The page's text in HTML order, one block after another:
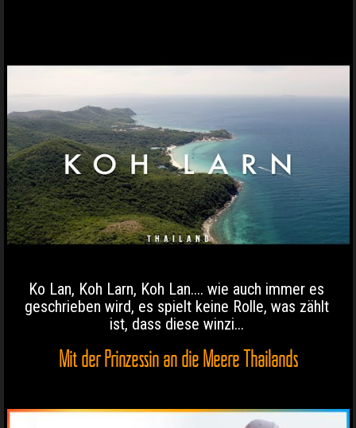
Ko Lan, Koh Larn, Koh Lan.... wie auch immer es
geschrieben wird, es spielt keine Rolle, was zählt
ist, dass diese winzi...
Mit der Prinzessin an die Meere Thailands